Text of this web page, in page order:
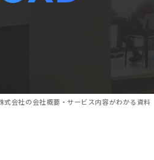
式会社の会社概要・サービス内容がわかる資料